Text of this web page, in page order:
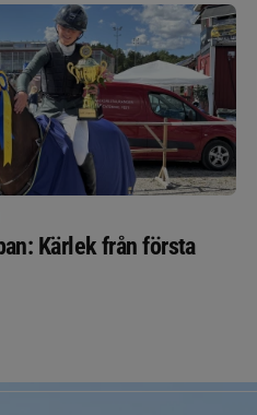
Kärlek från första